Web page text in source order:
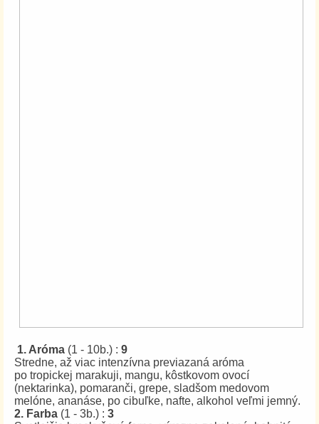
1. Aróma (1 - 10b.) : 9
Stredne, až viac intenzívna previazaná aróma
po tropickej marakuji, mangu, kôstkovom ovocí
(nektarinka), pomaranči, grepe, sladšom medovom
melóne, ananáse, po cibuľke, nafte, alkohol veľmi jemný.
2. Farba (1 - 3b.) : 3